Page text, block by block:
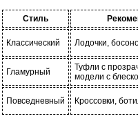
Стиль
Классический Лодочки,
Гламурный
Туфли с
модели с
Повседневный Кроссовки,